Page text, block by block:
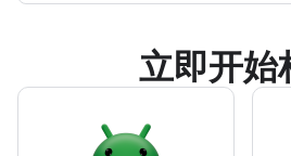
立即开始